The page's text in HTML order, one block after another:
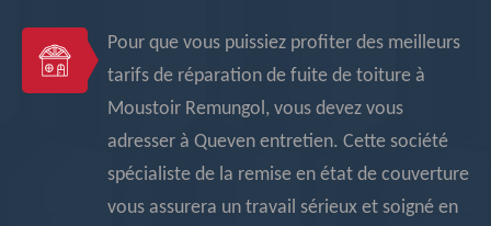
Pour que vous puissiez profiter des meilleurs
tarifs de réparation de fuite de toiture à
Moustoir Remungol, vous devez vous
adresser à Queven entretien. Cette société
spécialiste de la remise en état de couverture
vous assurera un travail sérieux et soigné en